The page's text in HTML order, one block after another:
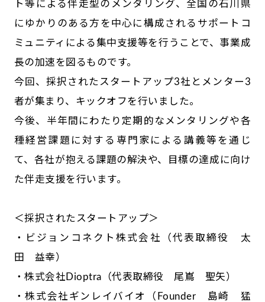
ト等による伴走型のメンタリング、全国の石川県
にゆかりのある方を中心に構成されるサポートコ
ミュニティによる集中支援等を行うことで、事業成
長の加速を図るものです。
今回、採択されたスタートアップ3社とメンター3
者が集まり、キックオフを行いました。
今後、半年間にわたり定期的なメンタリングや各
種経営課題に対する専門家による講義等を通じ
て、各社が抱える課題の解決や、目標の達成に向け
た伴走支援を行います。
＜採択されたスタートアップ＞
・ビジョンコネクト株式会社（代表取締役 太
田 益幸）
・株式会社Dioptra（代表取締役 尾嶌 聖矢）
・株式会社ギンレイバイオ（Founder 島崎 猛